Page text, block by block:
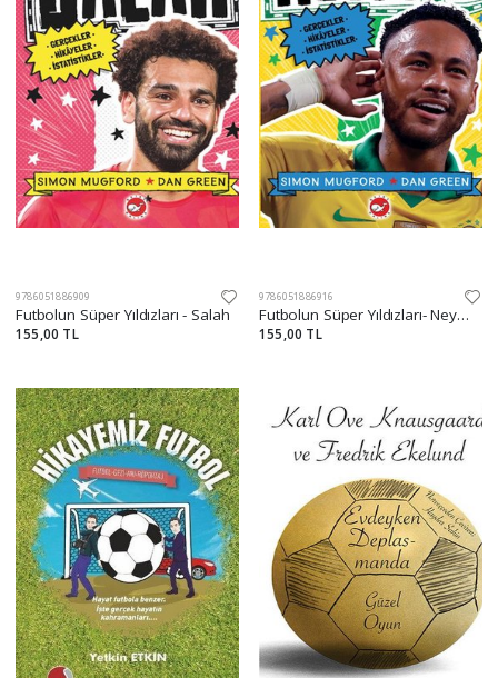
9786051886909
Futbolun Süper Yıldızları - Salah
155,00 TL
9786051886916
Futbolun Süper Yıldızları- Neymar
155,00 TL